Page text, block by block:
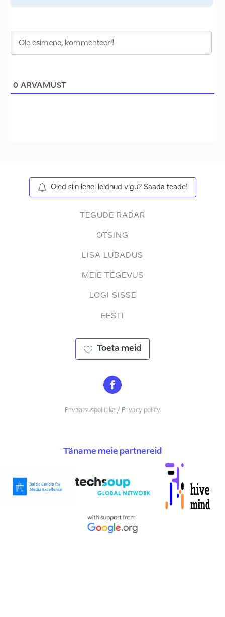
0 ARVAMUST
Oled siin lehel leidnud vigu? Saada teade!
TEGUDE RADAR
OTSING
LISA LUBADUS
MEIE TEGEVUS
LOGI SISSE
EESTI
Toeta meid
Privaatsuspoliitika / Privacy policy
Täname meie partnereid